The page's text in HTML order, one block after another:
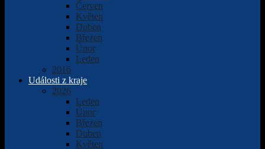
Červen
Květen
Duben
Březen
Únor
Leden
2016
Události z kraje
2026
Leden
Únor
Březen
Duben
Květen